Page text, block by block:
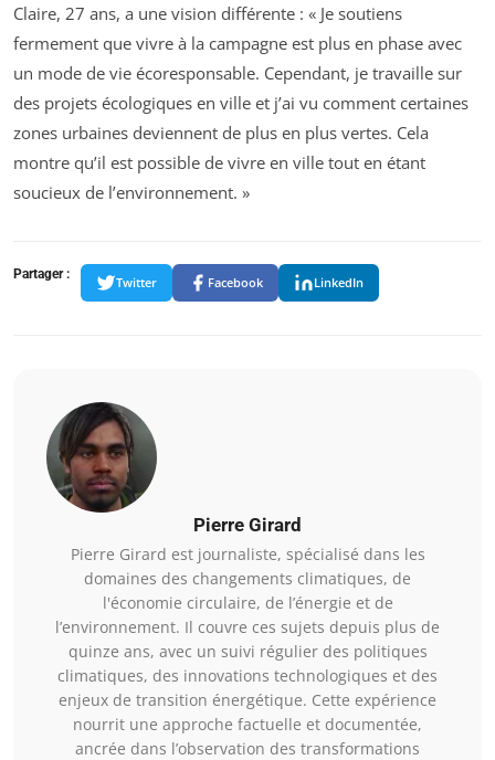
Claire, 27 ans, a une vision différente : « Je soutiens
fermement que vivre à la campagne est plus en phase avec
un mode de vie écoresponsable. Cependant, je travaille sur
des projets écologiques en ville et j’ai vu comment certaines
zones urbaines deviennent de plus en plus vertes. Cela
montre qu’il est possible de vivre en ville tout en étant
soucieux de l’environnement. »
Partager :
Twitter Facebook LinkedIn
Pierre Girard
Pierre Girard est journaliste, spécialisé dans les
domaines des changements climatiques, de
l'économie circulaire, de l’énergie et de
l’environnement. Il couvre ces sujets depuis plus de
quinze ans, avec un suivi régulier des politiques
climatiques, des innovations technologiques et des
enjeux de transition énergétique. Cette expérience
nourrit une approche factuelle et documentée,
ancrée dans l’observation des transformations